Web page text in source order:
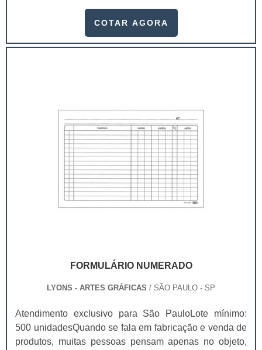
produto.A busca por empresas sérias para adquirir esse
podem assegurar aos clientes características pontuais
COTAR AGORA
FORMULÁRIO NUMERADO
LYONS - ARTES GRÁFICAS / SÃO PAULO - SP
Atendimento exclusivo para São PauloLote mínimo:
500 unidadesQuando se fala em fabricação e venda de
produtos, muitas pessoas pensam apenas no objeto,